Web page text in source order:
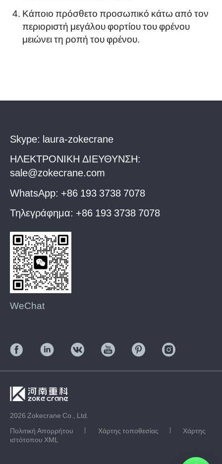
Κάποιο πρόσθετο προσωπικό κάτω από τον
περιοριστή μεγάλου φορτίου του φρένου
μειώνει τη ροπή του φρένου.
Skype: laura-zokecrane
ΗΛΕΚΤΡΟΝΙΚΗ ΔΙΕΥΘΥΝΣΗ:
sale@zokecrane.com
WhatsApp: +86 193 3738 7078
Τηλεγράφημα: +86 193 3738 7078
WeChat
2026 Zokecrane Co., Ltd.
Πολιτική Απορρήτου
Χάρτης τοποθεσίας
Χάρτης
ιστότοπου XML